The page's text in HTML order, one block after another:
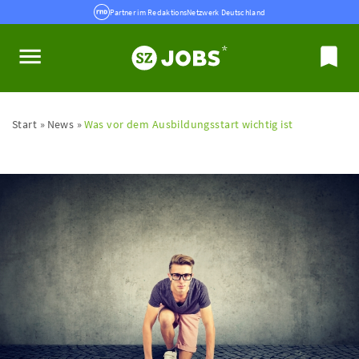
Partner im RedaktionsNetzwerk Deutschland
Start News Was vor dem Ausbildungsstart wichtig ist